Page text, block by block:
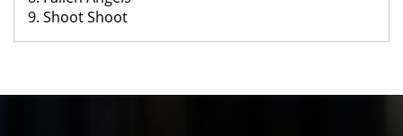
9. Shoot Shoot